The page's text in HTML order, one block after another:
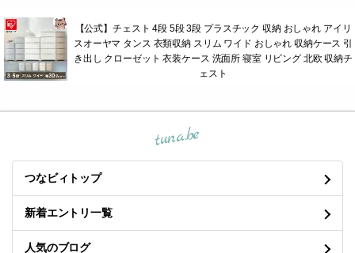
【公式】チェスト 4段 5段 3段 プラスチック 収納 おしゃれ アイリ
スオーヤマ タンス 衣類収納 スリム ワイド おしゃれ 収納ケース 引
き出し クローゼット 衣装ケース 洗面所 寝室 リビング 北欧 収納チ
ェスト
tuna.be
つなビィトップ
新着エントリ一覧
人気のブログ